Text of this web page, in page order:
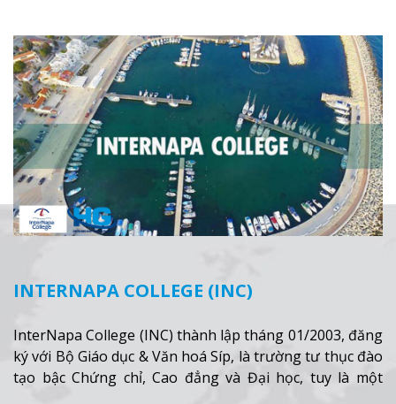
INTERNAPA COLLEGE (INC)
InterNapa College (INC) thành lập tháng 01/2003, đăng
ký với Bộ Giáo dục & Văn hoá Síp, là trường tư thục đào
tạo bậc Chứng chỉ, Cao đẳng và Đại học, tuy là một